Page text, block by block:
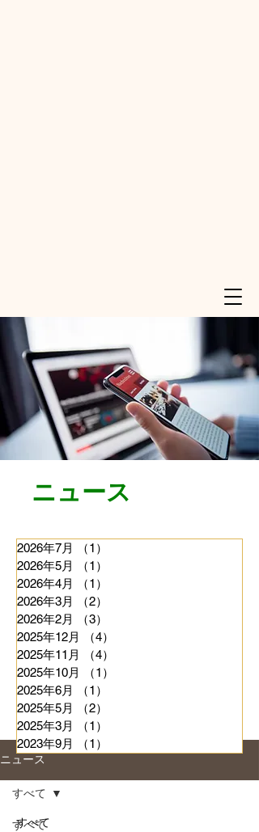
​ニュース
ニュース
すべて
すべて
すべて
2026年7月 （1）
2026年5月
（1）
2026年4月
（1）
2026年3月
（2）
2026年2月
（3）
2025年12月
（4）
2025年11月
（4）
2025年10月
（1）
2025年6月
（1）
2025年5月
（2）
2025年3月
（1）
2023年9月
（1）